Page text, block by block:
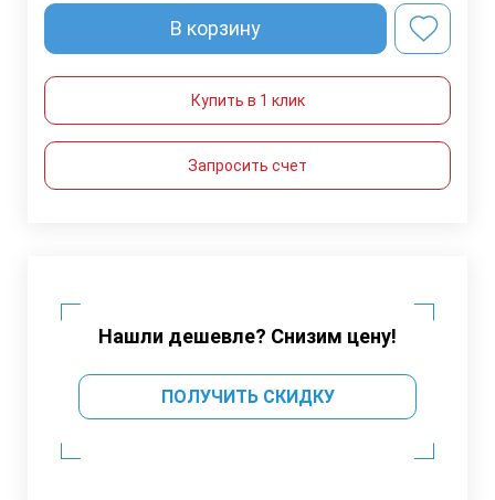
В корзину
Купить в 1 клик
Запросить счет
Нашли дешевле? Снизим цену!
ПОЛУЧИТЬ СКИДКУ